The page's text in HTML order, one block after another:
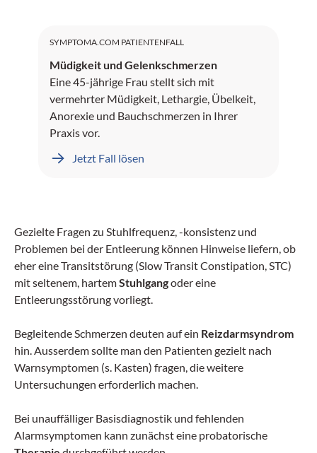
SYMPTOMA.COM PATIENTENFALL
Müdigkeit und Gelenkschmerzen
Eine 45-jährige Frau stellt sich mit
vermehrter Müdigkeit, Lethargie, Übelkeit,
Anorexie und Bauchschmerzen in Ihrer
Praxis vor.
Jetzt Fall lösen
Gezielte Fragen zu Stuhlfrequenz, -konsistenz und
Problemen bei der Entleerung können Hinweise liefern, ob
eher eine Transitstörung (Slow Transit Constipation, STC)
mit seltenem, hartemStuhlgangoder eine
Entleerungsstörung vorliegt.
Begleitende Schmerzen deuten auf ein Reizdarmsyndrom
hin. Ausserdem sollte man den Patienten gezielt nach
Warnsymptomen (s. Kasten) fragen, die weitere
Untersuchungen erforderlich machen.
Bei unauffälliger Basisdiagnostik und fehlenden
Alarmsymptomen kann zunächst eine probatorische